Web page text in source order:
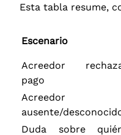
Esta tabla resume,
Escenario
Acreedor
pago
Acreedor
ausente/
Duda sobre